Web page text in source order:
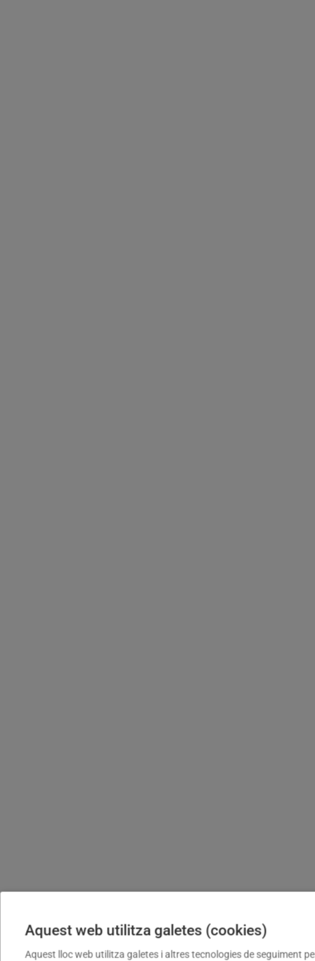
Aquest web utilitza galetes (cookies)
Aquest lloc web utilitza galetes i altres tecnologies de seguiment